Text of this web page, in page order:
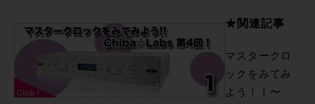
★関連記事
マスタークロ
ックをみてみ
よう！！〜